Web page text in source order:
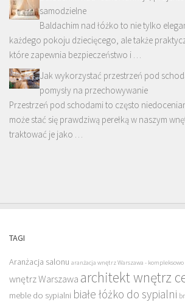
samodzielne
Baldachim nad łóżko to nie tylko
każdego pokoju dziecięcego, ale także
które zapewnia bezpieczeństwo i …
Jak wykorzystać przestrzeń pod
pomysły na przechowywanie
Przestrzeń pod schodami to często
może stać się prawdziwą perełką w naszym
traktować je jako …
TAGI
Aranżacja salonu aranżacja wnętrz Warszawa - kompleksowo
wnętrz Warszawa architekt wnętrz
meble do sypialni białe łóżko do sypialni